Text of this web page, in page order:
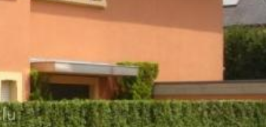
Gérance d'immeubles / syndic